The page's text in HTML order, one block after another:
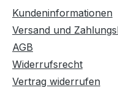
Kundeninformationen
Versand und
AGB
Widerrufsrecht
Vertrag widerrufen